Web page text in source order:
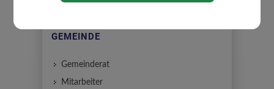
GEMEINDE
Gemeinderat
Mitarbeiter